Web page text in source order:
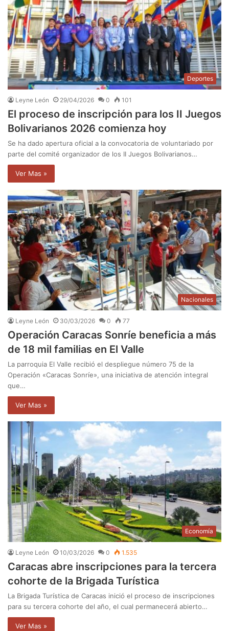
Deportes
Leyne León 29/04/2026 0 101
El proceso de inscripción para los II Juegos
Bolivarianos 2026 comienza hoy
Se ha dado apertura oficial a la convocatoria de voluntariado por
parte del comité organizador de los II Juegos Bolivarianos…
Ver Mas »
Nacionales
Leyne León 30/03/2026 0 77
Operación Caracas Sonríe beneficia a más
de 18 mil familias en El Valle
La parroquia El Valle recibió el despliegue número 75 de la
Operación «Caracas Sonríe», una iniciativa de atención integral
que…
Ver Mas »
Economía
Leyne León 10/03/2026 0 1.535
Caracas abre inscripciones para la tercera
cohorte de la Brigada Turística
La Brigada Turística de Caracas inició el proceso de inscripciones
para su tercera cohorte del año, el cual permanecerá abierto…
Ver Mas »